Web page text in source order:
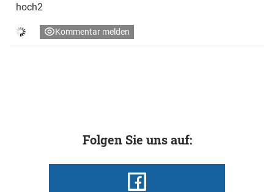
hoch2
Kommentar melden
Folgen Sie uns auf: